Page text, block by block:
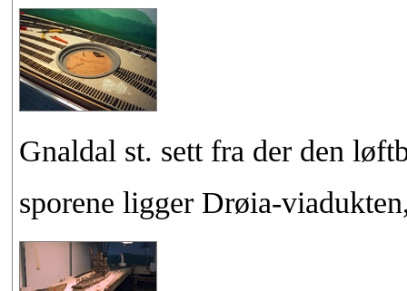
Gnaldal st. sett fra der den
sporene ligger Drøia-